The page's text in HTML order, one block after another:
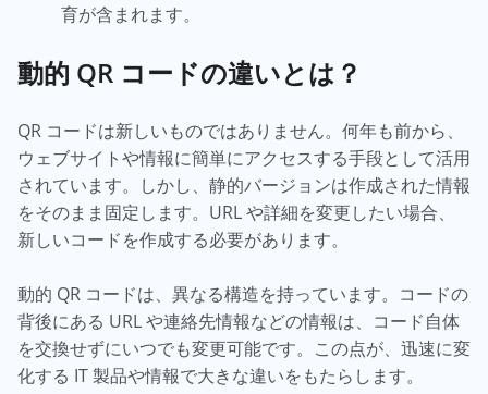
育が含まれます。
動的 QR コードの違いとは？
QR コードは新しいものではありません。何年も前から、
ウェブサイトや情報に簡単にアクセスする手段として活用
されています。しかし、静的バージョンは作成された情報
をそのまま固定します。URL や詳細を変更したい場合、
新しいコードを作成する必要があります。
動的 QR コードは、異なる構造を持っています。コードの
背後にある URL や連絡先情報などの情報は、コード自体
を交換せずにいつでも変更可能です。この点が、迅速に変
化する IT 製品や情報で大きな違いをもたらします。